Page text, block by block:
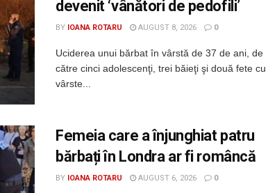
devenit ‘vânători de pedofili’
BY IOANA ROTARU AUGUST 8, 2026 0
Uciderea unui bărbat în vârstă de 37 de ani, de
către cinci adolescenţi, trei băieţi şi două fete cu
vârste...
Femeia care a înjunghiat patru
bărbați în Londra ar fi româncă
BY IOANA ROTARU AUGUST 6, 2026 0